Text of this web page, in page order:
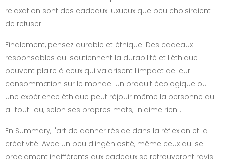
relaxation sont des cadeaux luxueux que peu choisiraient
de refuser.
Finalement, pensez durable et éthique. Des cadeaux
responsables qui soutiennent la durabilité et l'éthique
peuvent plaire à ceux qui valorisent l'impact de leur
consommation sur le monde. Un produit écologique ou
une expérience éthique peut réjouir même la personne qui
a "tout" ou, selon ses propres mots, "n'aime rien".
En Summary, l'art de donner réside dans la réflexion et la
créativité. Avec un peu d'ingéniosité, même ceux qui se
proclament indifférents aux cadeaux se retrouveront ravis